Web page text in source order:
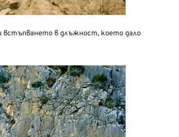
встъпването в длъжност, което дало